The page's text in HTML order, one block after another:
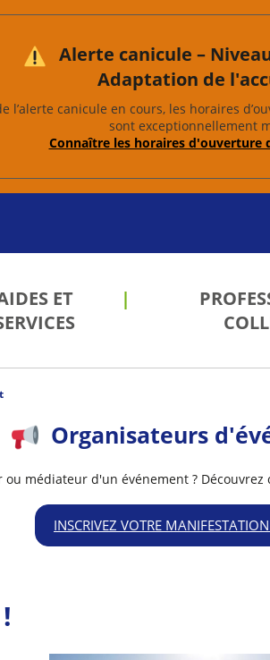
Alerte canicule –
Adaptation de
l’alerte canicule en cours, les horaires
sont exceptionnellement
Connaître les horaires d'ouverture
ET
Organisateurs
ou médiateur d'un événement ?
INSCRIVEZ VOTRE